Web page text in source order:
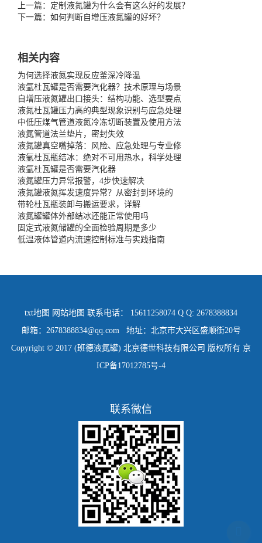
上一篇：定制液氮罐为什么会有这么好的发展？
下一篇：如何判断自增压液氮罐的好坏？
相关内容
为何选择液氮实现反应釜深冷降温
液氩杜瓦罐是否需要汽化器？技术原理与场景
自增压液氮罐出口接头：结构功能、选型要点
液氮杜瓦罐压力高的典型现象识别与应急处理
中低压煤气管道液氮冷冻切断装置及使用方法
液氮管道法兰垫片，密封失效
液氮罐真空嘴掉落：风险、应急处理与专业修
液氩杜瓦瓶结冰：绝对不可用热水，科学处理
液氩杜瓦罐是否需要汽化器
液氮罐压力异常报警，4步快速解决
液氮罐液氮挥发速度异常？从密封到环境的
带轮杜瓦瓶装卸与搬运要求，详解
液氮罐罐体外部结冰还能正常使用吗
固定式液氮储罐的全面检验周期是多少
低温液体管道内流速控制标准与实践指南
txt地图 网站地图 联系电话： 15611258074 Q Q: 2678388834
邮箱：2678388834@qq.com 地址：北京市大兴区盛顺街20号
Copyright © 2017 (班德液氮罐) 北京德世科技有限公司 版权所有 京
ICP备17012785号-4
联系微信